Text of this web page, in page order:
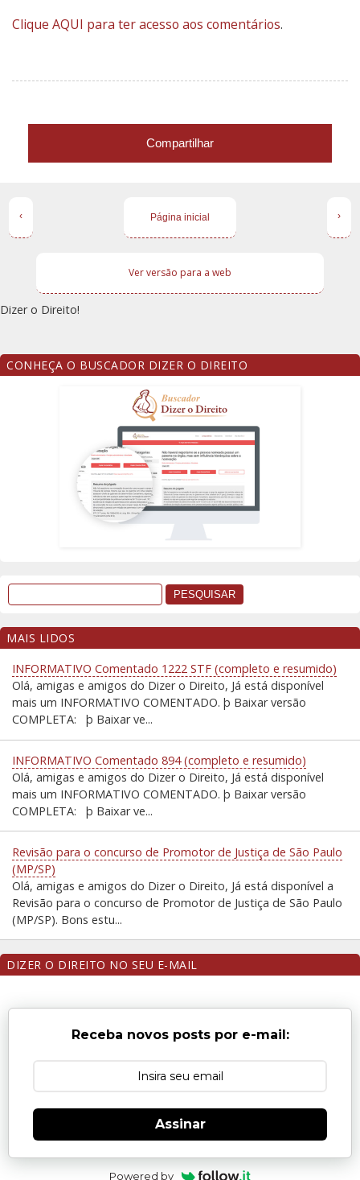
Clique AQUI para ter acesso aos comentários.
Compartilhar
‹ ›
Página inicial
Ver versão para a web
Dizer o Direito!
CONHEÇA O BUSCADOR DIZER O DIREITO
MAIS LIDOS
INFORMATIVO Comentado 1222 STF (completo e resumido)
Olá, amigas e amigos do Dizer o Direito, Já está disponível
mais um INFORMATIVO COMENTADO. þ Baixar versão
COMPLETA: þ Baixar ve...
INFORMATIVO Comentado 894 (completo e resumido)
Olá, amigas e amigos do Dizer o Direito, Já está disponível
mais um INFORMATIVO COMENTADO. þ Baixar versão
COMPLETA: þ Baixar ve...
Revisão para o concurso de Promotor de Justiça de São Paulo
(MP/SP)
Olá, amigas e amigos do Dizer o Direito, Já está disponível a
Revisão para o concurso de Promotor de Justiça de São Paulo
(MP/SP). Bons estu...
DIZER O DIREITO NO SEU E-MAIL
Receba novos posts por e-mail:
Assinar
Powered by